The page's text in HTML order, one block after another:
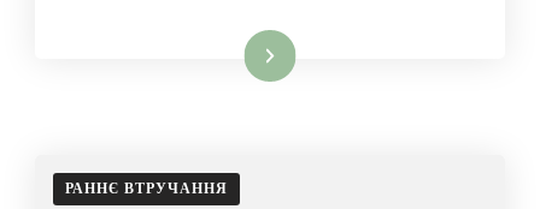
Читати далі
РАННЄ ВТРУЧАННЯ